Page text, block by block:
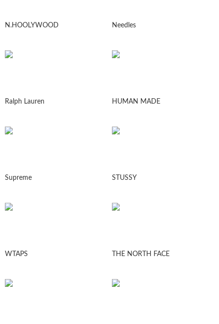
N.HOOLYWOOD Needles
Ralph Lauren HUMAN MADE
Supreme STUSSY
WTAPS THE NORTH FACE